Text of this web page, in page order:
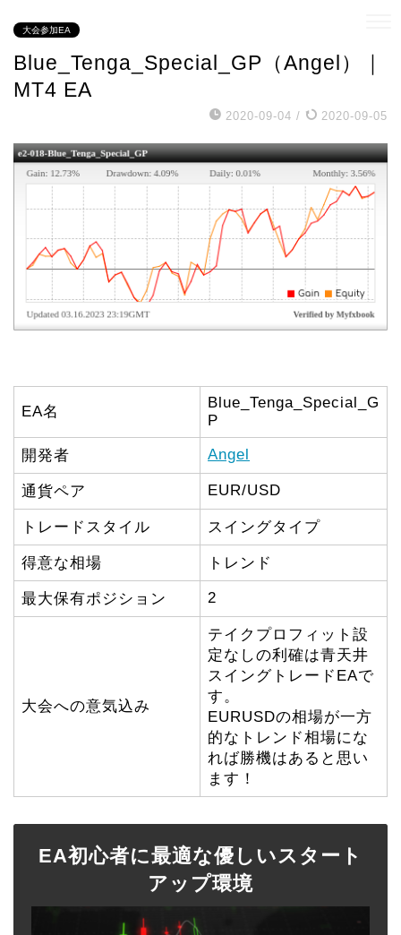
大会参加EA
Blue_Tenga_Special_GP（Angel）｜
MT4 EA
2020-09-04 / 2020-09-05
EA名
Blue_Tenga_Special_G
P
開発者 Angel
通貨ペア EUR/USD
トレードスタイル スイングタイプ
得意な相場 トレンド
最大保有ポジション 2
大会への意気込み
テイクプロフィット設
定なしの利確は青天井
スイングトレードEAで
す。
EURUSDの相場が一方
的なトレンド相場にな
れば勝機はあると思い
ます！
EA初心者に最適な優しいスタート
アップ環境